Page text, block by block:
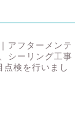
アフターメンテ
シーリング工事
点検を行いまし